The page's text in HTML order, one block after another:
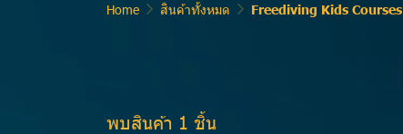
Home สินค้าทั้งหมด Freediving Kids Courses
พบสินค้า 1 ชิ้น